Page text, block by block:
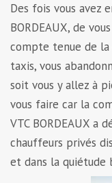
Des fois vous avez
BORDEAUX, de
compte tenue de
taxis, vous
soit vous y allez à
vous faire car la
VTC BORDEAUX a
chauffeurs privés
et dans la quiétude